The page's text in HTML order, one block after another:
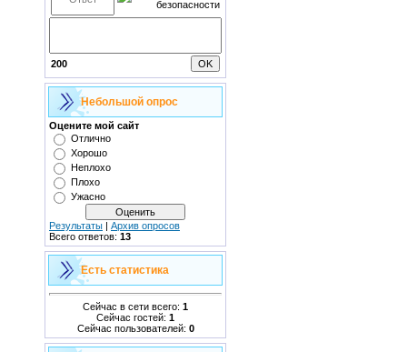
200
Небольшой опрос
Оцените мой сайт
Отлично
Хорошо
Неплохо
Плохо
Ужасно
Результаты | Архив опросов
Всего ответов: 13
Есть статистика
Сейчас в сети всего: 1
Сейчас гостей: 1
Сейчас пользователей: 0